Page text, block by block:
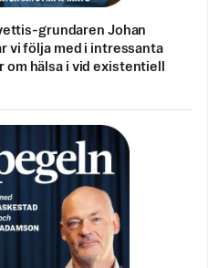
grundaren Johan
vi följa med i intressanta
hälsa i vid existentiell